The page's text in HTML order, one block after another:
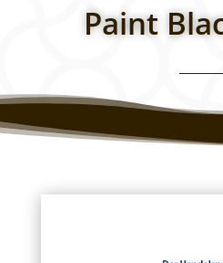
Paint